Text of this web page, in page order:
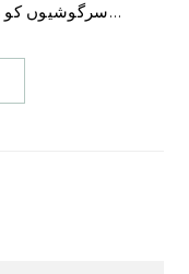
سرگوشیوں کو روک دیا جائے گا، کسی کی طرف جھکنے…